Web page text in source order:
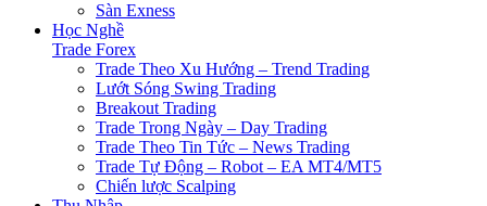
Sàn Exness
Học Nghề
Trade Forex
Trade Theo Xu Hướng – Trend Trading
Lướt Sóng Swing Trading
Breakout Trading
Trade Trong Ngày – Day Trading
Trade Theo Tin Tức – News Trading
Trade Tự Động – Robot – EA MT4/MT5
Chiến lược Scalping